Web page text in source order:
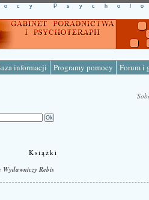
informacji Programy pomocy Forum i
Książki
Wydawniczy Rebis